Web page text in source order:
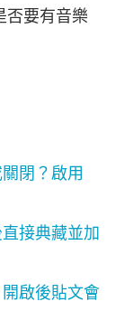
否要有音樂
閉？啟用
接典藏並加
啟後貼文會